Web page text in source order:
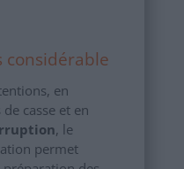
considérable
en
casse et en
, le
permet